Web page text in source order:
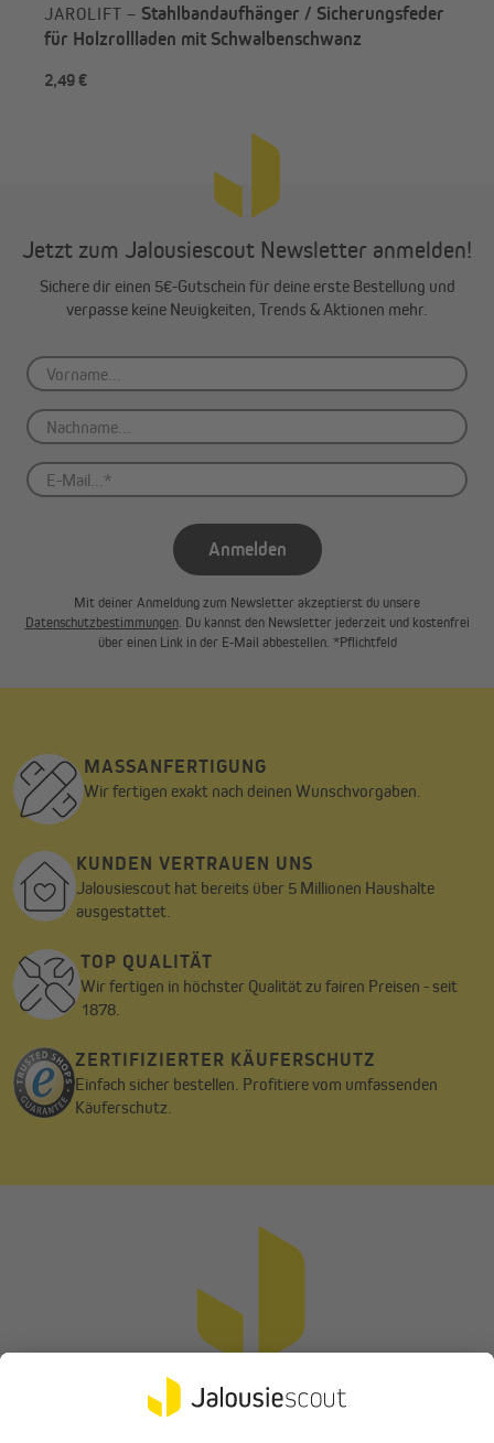
JAROLIFT – Stahlbandaufhänger / Sicherungsfeder
für Holzrollladen mit Schwalbenschwanz
2,49 €
Jetzt zum Jalousiescout Newsletter anmelden!
Sichere dir einen 5€-Gutschein für deine erste Bestellung und
verpasse keine Neuigkeiten, Trends & Aktionen mehr.
Anmelden
Mit deiner Anmeldung zum Newsletter akzeptierst du unsere
Datenschutzbestimmungen. Du kannst den Newsletter jederzeit und kostenfrei
über einen Link in der E-Mail abbestellen. *Pflichtfeld
MASSANFERTIGUNG
Wir fertigen exakt nach deinen Wunschvorgaben.
KUNDEN VERTRAUEN UNS
Jalousiescout hat bereits über 5 Millionen Haushalte
ausgestattet.
TOP QUALITÄT
Wir fertigen in höchster Qualität zu fairen Preisen - seit
1878.
ZERTIFIZIERTER KÄUFERSCHUTZ
Einfach sicher bestellen. Profitiere vom umfassenden
Käuferschutz.